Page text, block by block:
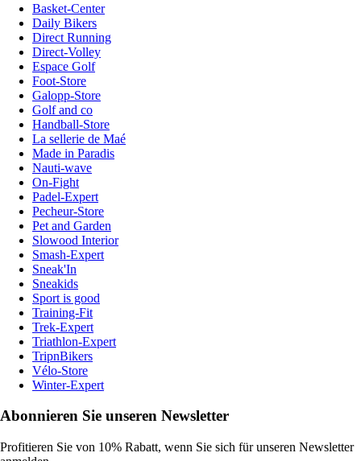
Basket-Center
Daily Bikers
Direct Running
Direct-Volley
Espace Golf
Foot-Store
Galopp-Store
Golf and co
Handball-Store
La sellerie de Maé
Made in Paradis
Nauti-wave
On-Fight
Padel-Expert
Pecheur-Store
Pet and Garden
Slowood Interior
Smash-Expert
Sneak'In
Sneakids
Sport is good
Training-Fit
Trek-Expert
Triathlon-Expert
TripnBikers
Vélo-Store
Winter-Expert
Abonnieren Sie unseren Newsletter
Profitieren Sie von 10% Rabatt, wenn Sie sich für unseren Newsletter